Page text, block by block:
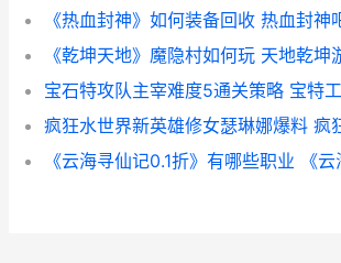
《热血封神》如何装备回收 热血封神
《乾坤天地》魔隐村如何玩 天地乾坤
宝石特攻队主宰难度5通关策略 宝特
《云海寻仙记0.1折》有哪些职业 《云